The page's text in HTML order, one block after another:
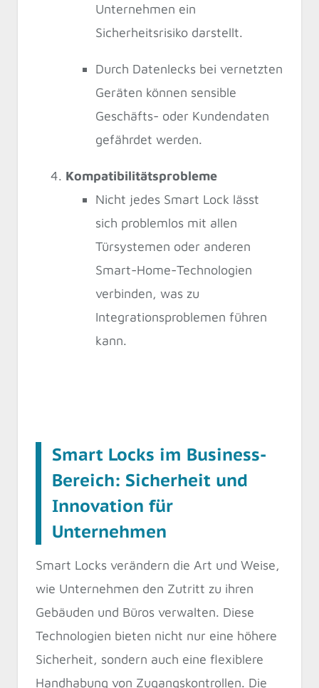
Unternehmen ein
Sicherheitsrisiko darstellt.
Durch Datenlecks bei vernetzten
Geräten können sensible
Geschäfts- oder Kundendaten
gefährdet werden.
Kompatibilitätsprobleme
Nicht jedes Smart Lock lässt
sich problemlos mit allen
Türsystemen oder anderen
Smart-Home-Technologien
verbinden, was zu
Integrationsproblemen führen
kann.
Smart Locks im Business-
Bereich: Sicherheit und
Innovation für
Unternehmen
Smart Locks verändern die Art und Weise,
wie Unternehmen den Zutritt zu ihren
Gebäuden und Büros verwalten. Diese
Technologien bieten nicht nur eine höhere
Sicherheit, sondern auch eine flexiblere
Handhabung von Zugangskontrollen. Die